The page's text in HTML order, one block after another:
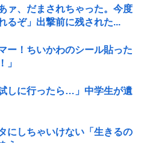
ァ、だまされちゃった。今度
るぞ」出撃前に残された...
ー！ちいかわのシール貼った
」
しに行ったら…」中学生が遺
にしちゃいけない「生きるの